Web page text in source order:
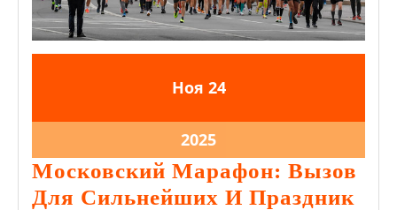
Ноя24.11.2025
2424.11.2025
202524.11.2025
Московский Марафон: Вызов
Для Сильнейших И Праздник